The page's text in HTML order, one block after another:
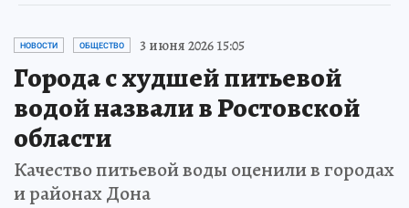
НОВОСТИ ОБЩЕСТВО 3 июня 2026 15:05
Города с худшей питьевой
водой назвали в Ростовской
области
Качество питьевой воды оценили в городах
и районах Дона